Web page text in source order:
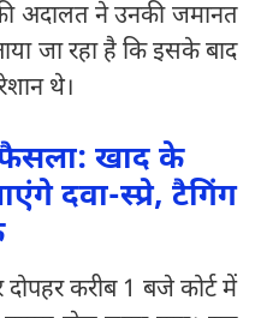
अदालत ने उनकी जमानत
जा रहा है कि इसके बाद
थे।
फैसला: खाद के
दवा-स्प्रे, टैगिंग
करीब 1 बजे कोर्ट में